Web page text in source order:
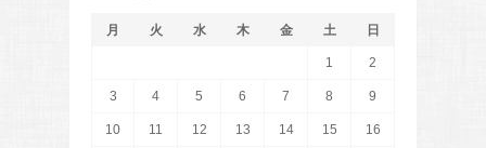
月 火 水 木 金 土 日
1 2
3 4 5 6 7 8 9
10 11 12 13 14 15 16